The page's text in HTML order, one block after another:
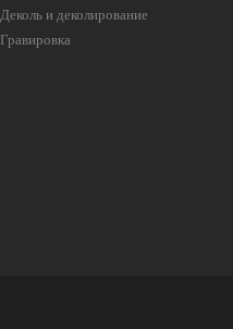
Деколь и деколирование
Гравировка